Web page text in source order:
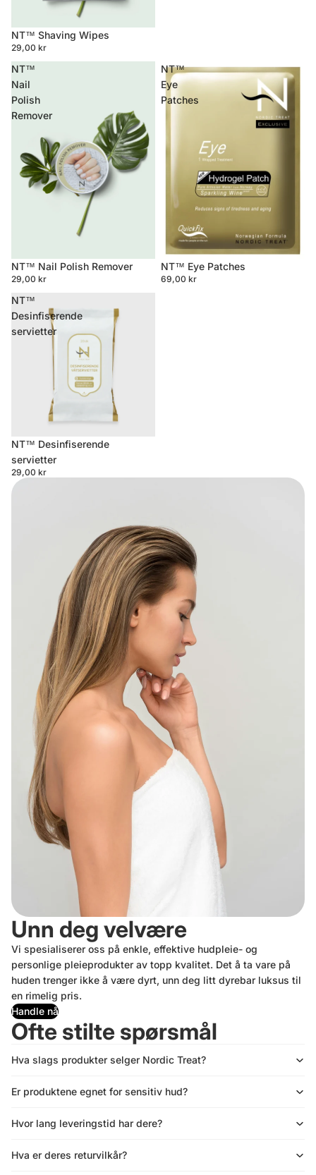
NT™ Shaving Wipes
29,00 kr
NT™
Nail
Polish
Remover
NT™ Nail Polish Remover
29,00 kr
NT™
Eye
Patches
NT™ Eye Patches
69,00 kr
NT™
Desinfiserende
servietter
NT™ Desinfiserende
servietter
29,00 kr
Unn deg velvære
Vi spesialiserer oss på enkle, effektive hudpleie- og
personlige pleieprodukter av topp kvalitet. Det å ta vare på
huden trenger ikke å være dyrt, unn deg litt dyrebar luksus til
en rimelig pris.
Handle nå
Ofte stilte spørsmål
Hva slags produkter selger Nordic Treat?
Er produktene egnet for sensitiv hud?
Hvor lang leveringstid har dere?
Hva er deres returvilkår?